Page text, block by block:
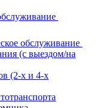
обслуживание
(с выездом/на
(2-х и 4-х